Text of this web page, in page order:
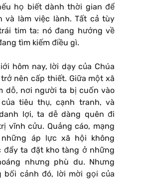
họ biết dành thời gian để
và làm việc lành. Tất cả tùy
tim ta: nó đang hướng về
tìm kiếm điều gì.
hôm nay, lời dạy của Chúa
nên cấp thiết. Giữa một xã
dỗ, nơi người ta bị cuốn vào
tiêu thụ, cạnh tranh, và
lợi, ta dễ dàng quên đi
vĩnh cửu. Quảng cáo, mạng
áp lực xã hội không
đẩy ta đặt kho tàng ở những
nhưng phù du. Nhưng
bối cảnh đó, lời mời gọi của